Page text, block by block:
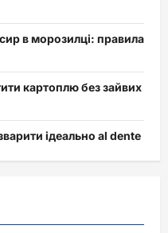
в морозилці: правила
картоплю без зайвих
ідеально al dente